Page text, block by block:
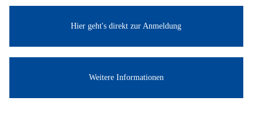
Hier geht's direkt zur Anmeldung
Weitere Informationen